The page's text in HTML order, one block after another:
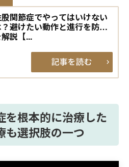
関節症でやってはいけない
避けたい動作と進行を防ぐ
説【...
を根本的に治療した
も選択肢の一つ